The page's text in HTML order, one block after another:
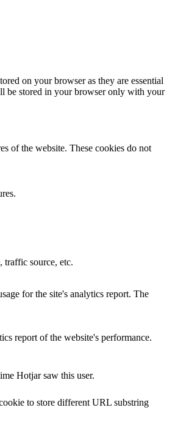
on your browser as they are essential
be stored in your browser only with your
of the website. These cookies do not
traffic source, etc.
for the site's analytics report. The
report of the website's performance.
Hotjar saw this user.
to store different URL substring